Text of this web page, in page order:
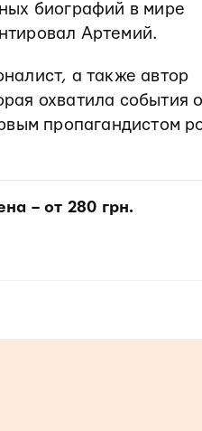
биографий в мире
Артемий.
а также автор
охватила события
пропагандистом
– от 280 грн.